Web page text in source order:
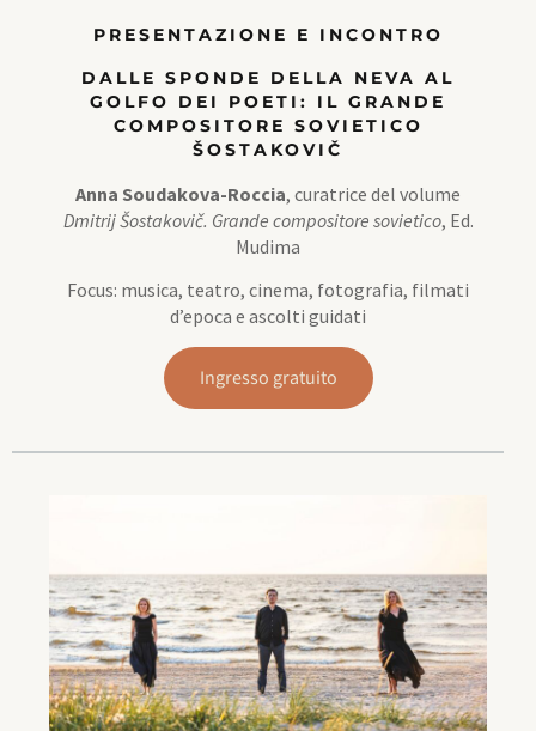
PRESENTAZIONE E INCONTRO
DALLE SPONDE DELLA NEVA AL
GOLFO DEI POETI: IL GRANDE
COMPOSITORE SOVIETICO
ŠOSTAKOVIČ
Anna Soudakova-Roccia, curatrice del volume
Dmitrij Šostakovič. Grande compositore sovietico, Ed.
Mudima
Focus: musica, teatro, cinema, fotografia, filmati
d’epoca e ascolti guidati
Ingresso gratuito